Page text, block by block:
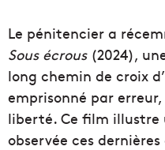
Le pénitencier a
Sous écrous (2024),
long chemin de croix
emprisonné par
liberté. Ce film illustre
observée ces dernières